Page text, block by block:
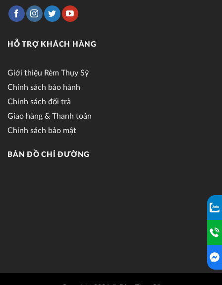
HỖ TRỢ KHÁCH HÀNG
Giới thiệu Rèm Thụy Sỹ
Chính sách bảo hành
Chính sách đổi trả
Giao hàng & Thanh toán
Chính sách bảo mật
BẢN ĐỒ CHỈ ĐƯỜNG